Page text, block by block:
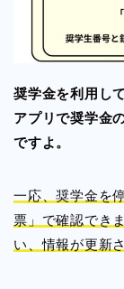
奨学金を利用し
アプリで奨学金
ですよ。
一応、奨学金を
票」で確認でき
い、情報が更新